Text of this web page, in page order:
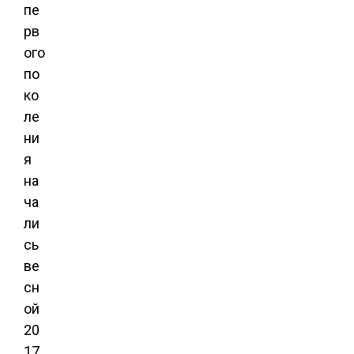
пе
рв
ого
по
ко
ле
ни
я
на
ча
ли
сь
ве
сн
ой
20